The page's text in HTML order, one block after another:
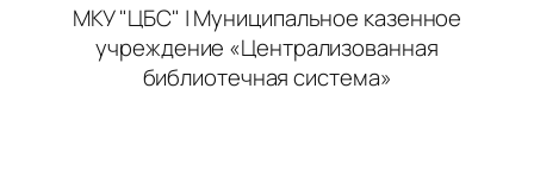
МКУ "ЦБС" | Муниципальное казенное
учреждение «Централизованная
библиотечная система»